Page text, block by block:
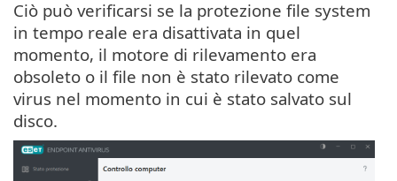
Ciò può verificarsi se la protezione file system
in tempo reale era disattivata in quel
momento, il motore di rilevamento era
obsoleto o il file non è stato rilevato come
virus nel momento in cui è stato salvato sul
disco.